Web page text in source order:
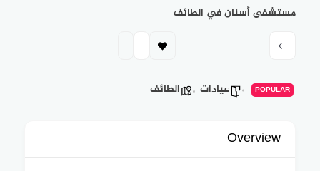
مستشفى أسنان في الطائف
POPULAR عيادات الطائف
Overview